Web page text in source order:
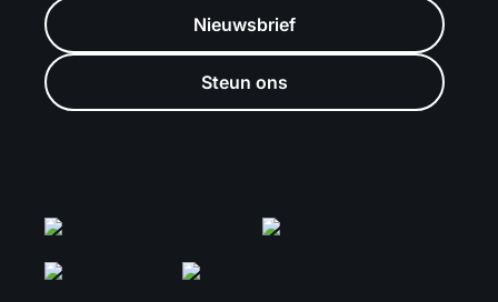
Nieuwsbrief
Steun ons